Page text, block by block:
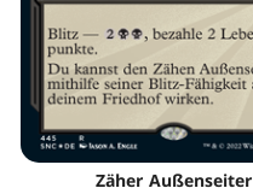
Zäher Außenseiter